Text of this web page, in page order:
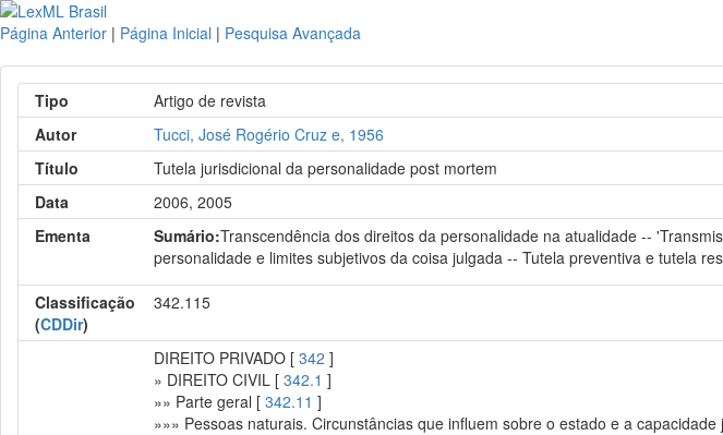
Página Anterior | Página Inicial | Pesquisa Avançada
Tipo
Artigo de revista
Autor
Tucci, José Rogério Cruz e, 1956
Título
Tutela jurisdicional da personalidade post mortem
Data
2006, 2005
Ementa
Sumário:Transcendência dos direitos da personalidade na atualidade --
personalidade e limites subjetivos da coisa julgada -- Tutela preventiva e tutela
Classificação
(CDDir)
342.115
DIREITO PRIVADO [342 ]
» DIREITO CIVIL [342.1 ]
»» Parte geral [342.11 ]
»»» Pessoas naturais. Circunstâncias que influem sobre o estado e a